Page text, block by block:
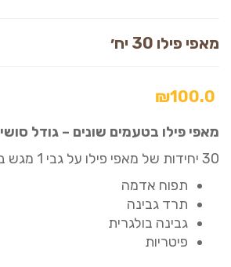
מאפי פילו 30 יח׳
₪100.0
מאפי פילו בטעמים שונים – גודל סושי
30 יחידות של מאפי פילו על גבי 1 מגש בטעמים הבאים:
תפוח אדמה
תרד גבינה
גבינה בולגרית
פיטריות